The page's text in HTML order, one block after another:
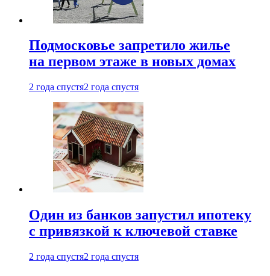
Подмосковье запретило жилье
на первом этаже в новых домах
2 года спустя2 года спустя
Один из банков запустил ипотеку
с привязкой к ключевой ставке
2 года спустя2 года спустя